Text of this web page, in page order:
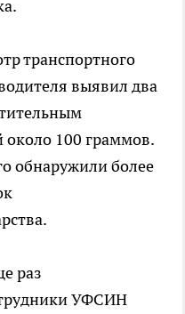
транспортного
выявил два
100 граммов.
обнаружили более
раз
УФСИН